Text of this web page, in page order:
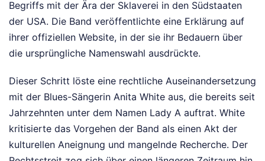
Begriffs mit der Ära der Sklaverei in den Südstaaten
der USA. Die Band veröffentlichte eine Erklärung auf
ihrer offiziellen Website, in der sie ihr Bedauern über
die ursprüngliche Namenswahl ausdrückte.
Dieser Schritt löste eine rechtliche Auseinandersetzung
mit der Blues-Sängerin Anita White aus, die bereits seit
Jahrzehnten unter dem Namen Lady A auftrat. White
kritisierte das Vorgehen der Band als einen Akt der
kulturellen Aneignung und mangelnde Recherche. Der